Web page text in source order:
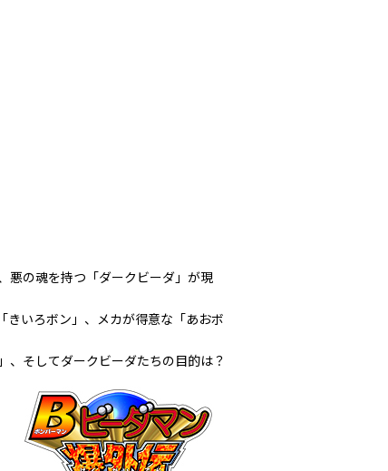
悪の魂を持つ「ダークビーダ」が現
きいろボン」、メカが得意な「あおボ
、そしてダークビーダたちの目的は？